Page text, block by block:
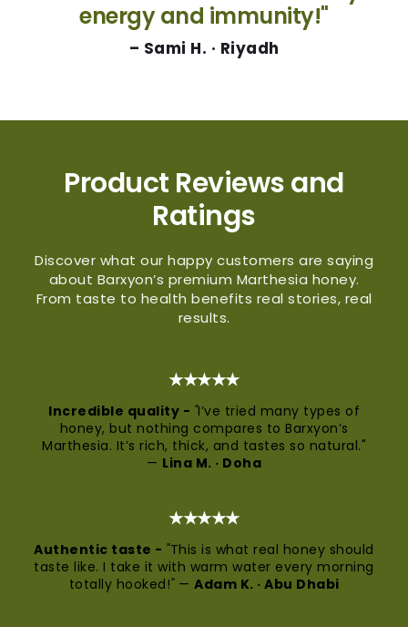
energy and immunity!"
– Sami H. · Riyadh
Product Reviews and
Ratings
Discover what our happy customers are saying
about Barxyon’s premium Marthesia honey.
From taste to health benefits real stories, real
results.
★★★★★
Incredible quality - "I’ve tried many types of
honey, but nothing compares to Barxyon’s
Marthesia. It’s rich, thick, and tastes so natural."
— Lina M. · Doha
★★★★★
Authentic taste - "This is what real honey should
taste like. I take it with warm water every morning
totally hooked!" — Adam K. · Abu Dhabi